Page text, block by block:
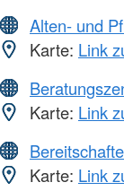
Alten- und
Karte: Link
Karte: Link
Karte: Link